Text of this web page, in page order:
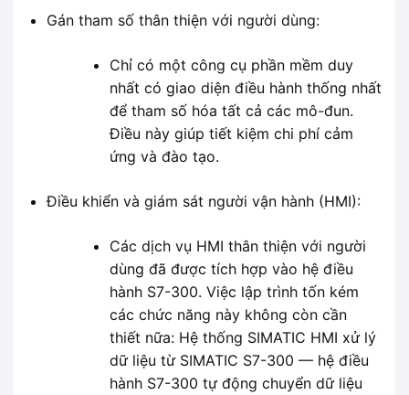
Gán tham số thân thiện với người dùng:
Chỉ có một công cụ phần mềm duy
nhất có giao diện điều hành thống nhất
để tham số hóa tất cả các mô-đun.
Điều này giúp tiết kiệm chi phí cảm
ứng và đào tạo.
Điều khiển và giám sát người vận hành (HMI):
Các dịch vụ HMI thân thiện với người
dùng đã được tích hợp vào hệ điều
hành S7-300. Việc lập trình tốn kém
các chức năng này không còn cần
thiết nữa: Hệ thống SIMATIC HMI xử lý
dữ liệu từ SIMATIC S7-300 — hệ điều
hành S7-300 tự động chuyển dữ liệu